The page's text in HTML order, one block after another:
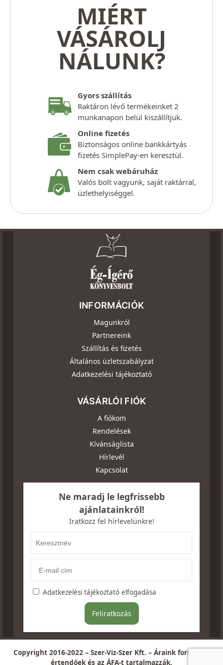
MIÉRT
VÁSÁROLJ
NÁLUNK?
Gyors szállítás
Raktáron lévő termékeinket 2
munkanapon belül kiszállítjuk.
Online fizetés
Biztonságos online bankkártyás
fizetés SimplePay-en keresztül.
Nem csak webáruház
Valós bolt vagyunk, saját raktárral,
üzlethelyiséggel.
INFORMÁCIÓK
Magunkról
Partnereink
Szállítás és fizetés
Általános üzletszabályzat
Adatkezelési tájékoztató
VÁSÁRLÓI FIÓK
A fiókom
Rendelések
Kívánságlista
Hírlevél
Kapcsolat
Ne maradj le legfrissebb
ajánlatainkról!
Iratkozz fel hírlevelünkre!
Adatkezelési tájékoztató elfogadása
Copyright 2016-2022 – Szer-Viz-Szer Kft. – Áraink forintban
értendőek és az ÁFA-t tartalmazzák.